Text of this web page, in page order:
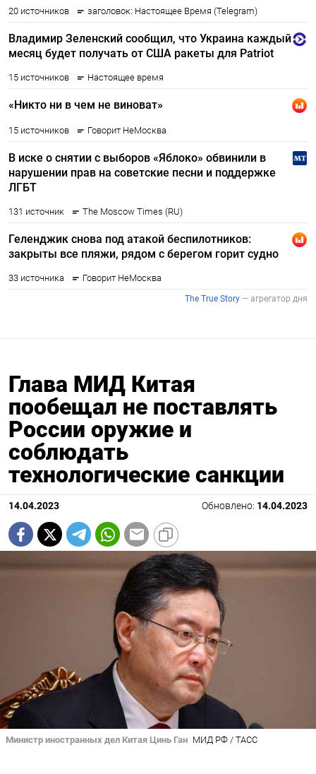
Глава МИД Китая
пообещал не поставлять
России оружие и
соблюдать
технологические санкции
14.04.2023 Обновлено: 14.04.2023
Министр иностранных дел Китая Цинь Ган МИД РФ / ТАСС